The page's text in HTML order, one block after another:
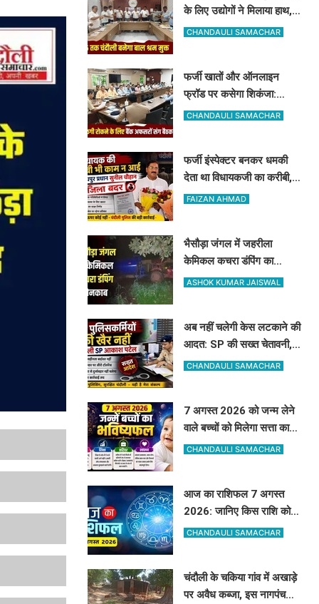
के लिए उद्योगों ने मिलाया हाथ,
रामनगर में हुई बड़ी बैठक, बाल
CHANDAULI SAMACHAR
फर्जी खातों और ऑनलाइन
फ्रॉड पर कसेगा शिकंजा:
चंदौली पुलिस कप्तान ने बैंक
CHANDAULI SAMACHAR
फर्जी इंस्पेक्टर बनकर धमकी
देता था विधायकजी का करीबी,
अब DM और SP ने अमोघपुर
FAIZAN AHMAD
भैसौड़ा जंगल में जहरीला
केमिकल कचरा डंपिंग का
खुलासा: रिलायंस कंपनी पर वन
ASHOK KUMAR JAISWAL
अब नहीं चलेगी केस लटकाने की
आदत: SP की सख्त चेतावनी, 4
विवेचकों के खिलाफ जांच शुरू,
CHANDAULI SAMACHAR
7 अगस्त 2026 को जन्म लेने
वाले बच्चों को मिलेगा सत्ता का
सुख, बच्चों पर मेहरबान रहेंगे
CHANDAULI SAMACHAR
आज का राशिफल 7 अगस्त
2026: जानिए किस राशि को
मिलेगा अधिकारियों का साथ और
CHANDAULI SAMACHAR
चंदौली के चकिया गांव में अखाड़े
पर अवैध कब्जा, इस नागपंचमी